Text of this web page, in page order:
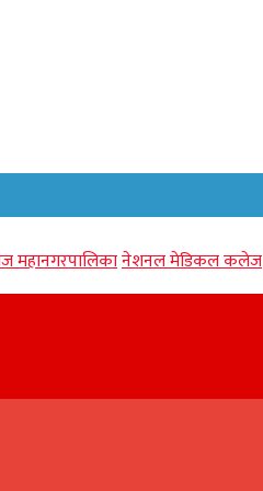
महानगरपालिकानेशनल मेडिकल कलेज